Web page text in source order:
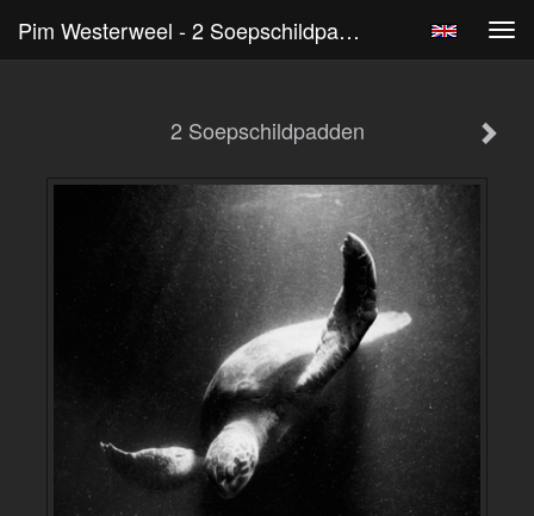
Pim Westerweel - 2 Soepschildpadden
2 Soepschildpadden